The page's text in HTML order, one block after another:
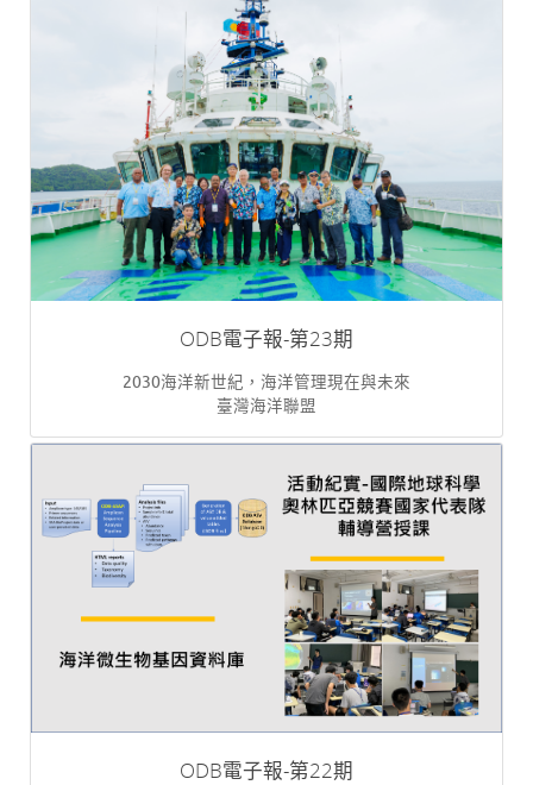
ODB電子報-第23期
2030海洋新世紀，海洋管理現在與未來
臺灣海洋聯盟
ODB電子報-第22期